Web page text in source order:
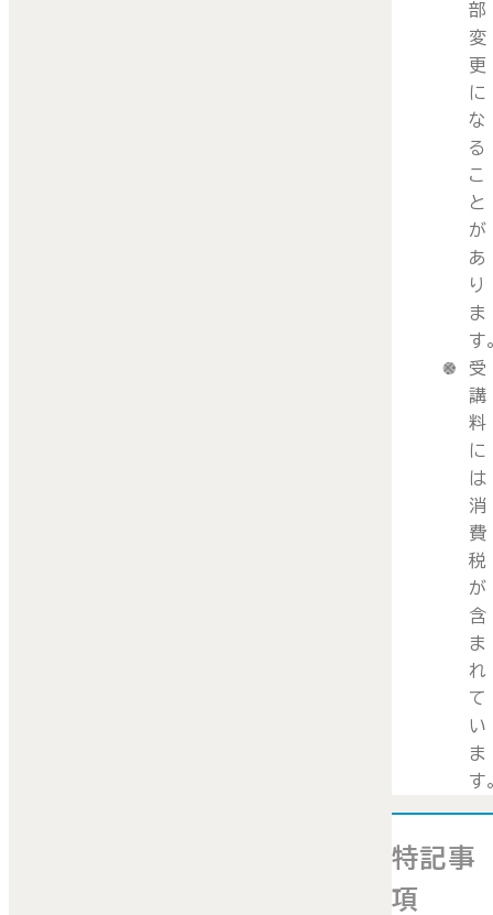
部
変
更
に
な
る
こ
と
が
あ
り
ま
す
受
講
料
に
は
消
費
税
が
含
ま
れ
て
い
ま
す
特記事
項